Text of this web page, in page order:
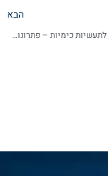
הבא
צנרת מתקדמת לתעשיות כימיות – פתרונות חכמים לחומרים מאתגרים